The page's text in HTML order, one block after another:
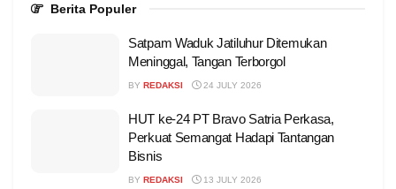
Berita Populer
Satpam Waduk Jatiluhur Ditemukan
Meninggal, Tangan Terborgol
BY REDAKSI 24 JULY 2026
HUT ke-24 PT Bravo Satria Perkasa,
Perkuat Semangat Hadapi Tantangan
Bisnis
BY REDAKSI 13 JULY 2026